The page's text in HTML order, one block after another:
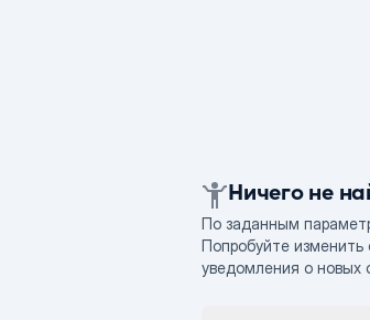
Ничего не
По заданным
Попробуйте
уведомления о новых